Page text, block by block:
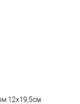
12х19,5см.